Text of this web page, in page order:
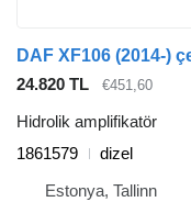
24.820 TL €451,60
Hidrolik amplifikatör
1861579
dizel
Estonya, Tallinn